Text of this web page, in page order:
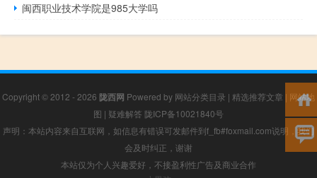
闽西职业技术学院是985大学吗
Copyright © 2012 - 2026 陇西网 Powered by 网站分类目录 | 精选推荐文章 | 网站地
图 | 疑难解答 陇ICP备10021840号
声明：本站内容来自互联网，如信息有错误可发邮件到f_fb#foxmail.com说明，我们
会及时纠正，谢谢
本站仅为个人兴趣爱好，不接盈利性广告及商业合作